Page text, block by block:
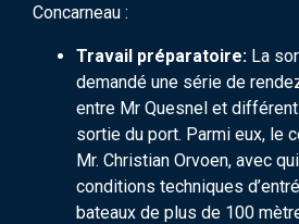
Concarneau :
Travail préparatoire:La
demandé une série de
entre Mr Quesnel et
sortie du port. Parmi eux, le
Mr. Christian Orvoen, avec
conditions techniques
bateaux de plus de 100